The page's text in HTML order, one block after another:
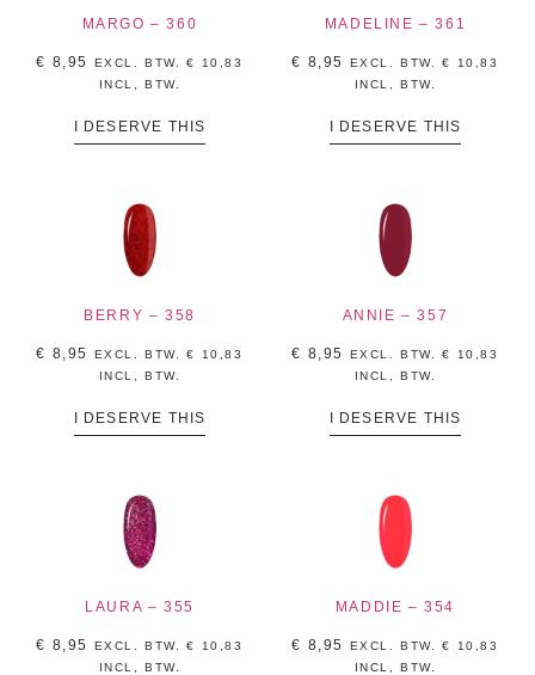
MARGO – 360
€ 8,95 EXCL. BTW.€
10,83
INCL, BTW.
I DESERVE THIS
MADELINE – 361
€ 8,95 EXCL. BTW.€
10,83
INCL, BTW.
I DESERVE THIS
BERRY – 358
€ 8,95 EXCL. BTW.€
10,83
INCL, BTW.
I DESERVE THIS
ANNIE – 357
€ 8,95 EXCL. BTW.€
10,83
INCL, BTW.
I DESERVE THIS
LAURA – 355
€ 8,95 EXCL. BTW.€
10,83
INCL, BTW.
MADDIE – 354
€ 8,95 EXCL. BTW.€
10,83
INCL, BTW.